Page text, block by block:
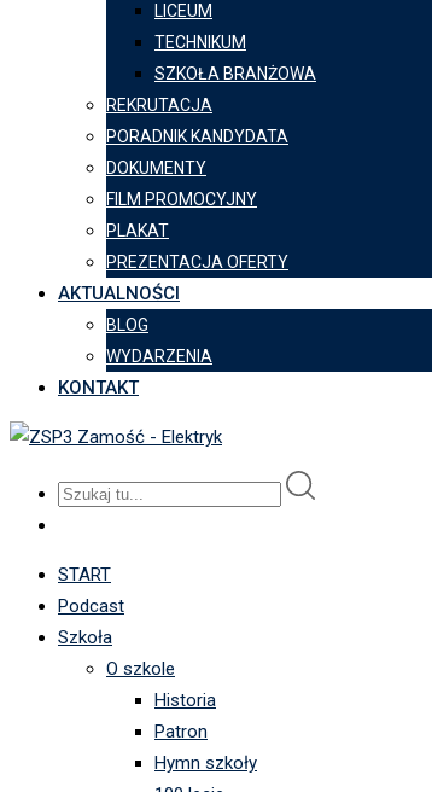
LICEUM
TECHNIKUM
SZKOŁA BRANŻOWA
REKRUTACJA
PORADNIK KANDYDATA
DOKUMENTY
FILM PROMOCYJNY
PLAKAT
PREZENTACJA OFERTY
AKTUALNOŚCI
BLOG
WYDARZENIA
KONTAKT
START
Podcast
Szkoła
O szkole
Historia
Patron
Hymn szkoły